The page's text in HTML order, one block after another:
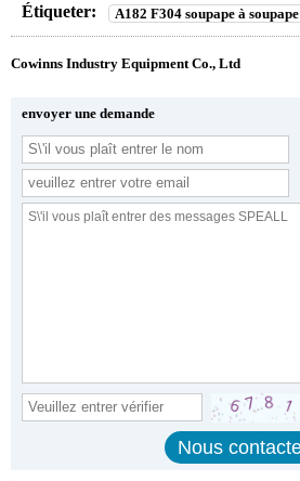
Étiqueter: A182 F304 soupape à soupape
Cowinns Industry Equipment Co., Ltd
envoyer une demande